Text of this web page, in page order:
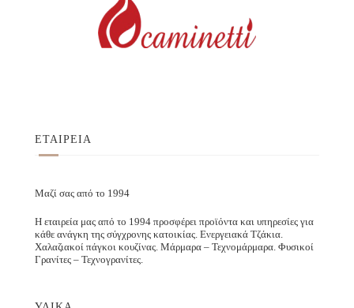
ΕΤΑΙΡΕΙΑ
Μαζί σας από το 1994
Η εταιρεία μας από το 1994 προσφέρει προϊόντα και υπηρεσίες για
κάθε ανάγκη της σύγχρονης κατοικίας. Ενεργειακά Τζάκια.
Χαλαζιακοί πάγκοι κουζίνας. Μάρμαρα – Τεχνομάρμαρα. Φυσικοί
Γρανίτες – Τεχνογρανίτες.